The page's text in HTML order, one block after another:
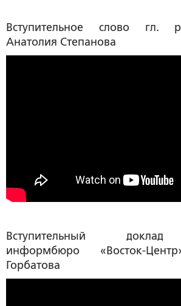
Вступительное слово гл.
Анатолия Степанова
Вступительный доклад
информбюро «Восток-
Горбатова